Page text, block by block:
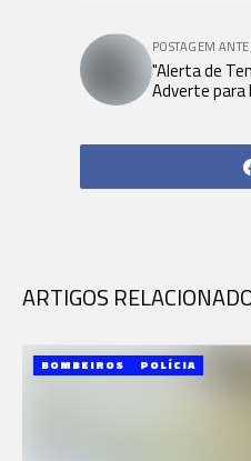
POSTAGEM
"Alerta de
Adverte para
ARTIGOS
BOMBEIROS POLÍCIA